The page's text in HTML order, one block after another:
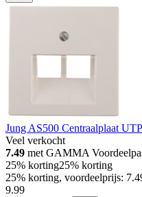
Jung AS500 Centraalplaat
Veel verkocht
7.49 met GAMMA
25% korting25% korting
25% korting, voordeelprijs:
9.99